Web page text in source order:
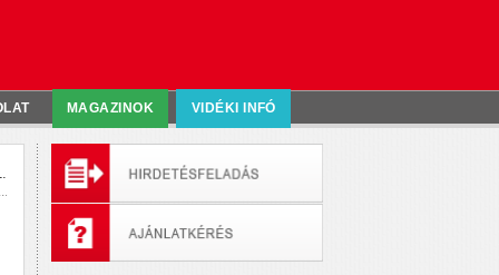
MAGAZINOK VIDÉKI INFÓ